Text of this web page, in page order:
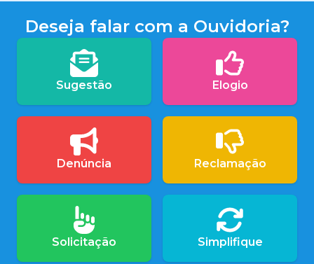
Deseja falar com a Ouvidoria?
Sugestão Elogio
Denúncia Reclamação
Solicitação Simplifique